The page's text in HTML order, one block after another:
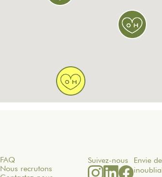
FAQ
Nous recrutons
Suivez-nous
Envie